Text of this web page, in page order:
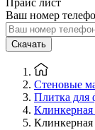
Прайс лист
Ваш номер
Скачать
Стеновые
Плитка для
Клинкерная